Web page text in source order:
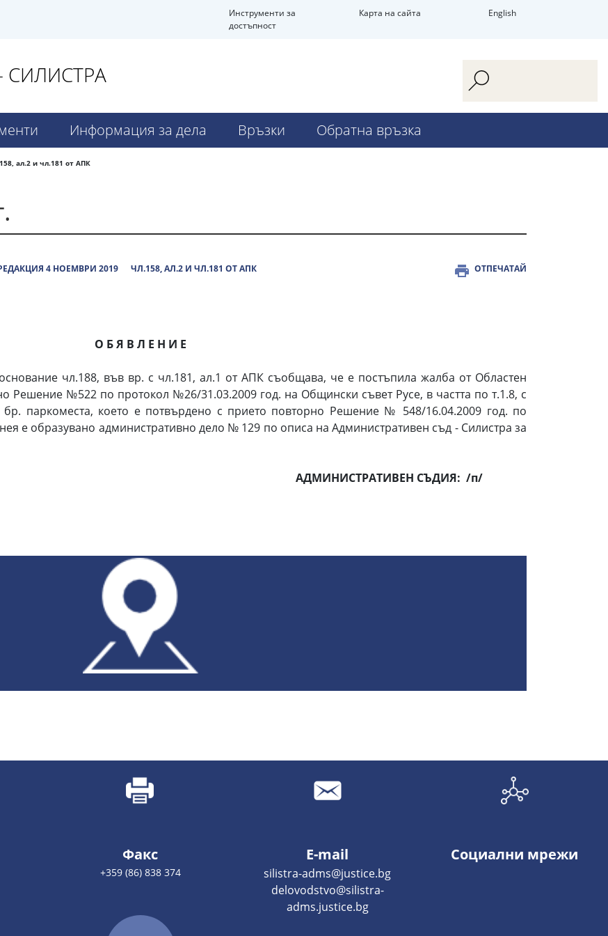
Инструменти за
достъпност
Карта на сайта English
СИЛИСТРА
Информация за дела Връзки Обратна връзка
ал.2 и чл.181 от АПК
4 НОЕМВРИ 2019 ЧЛ.158, АЛ.2 И ЧЛ.181 ОТ АПК ОТПЕЧАТАЙ
О Б Я В Л Е Н И Е
чл.188, във вр. с чл.181, ал.1 от АПК съобщава, че е постъпила жалба от Областен
Решение №522 по протокол №26/31.03.2009 год. на Общински съвет Русе, в частта по т.1.8, с
паркоместа, което е потвърдено с прието повторно Решение № 548/16.04.2009 год. по
е образувано административно дело № 129 по описа на Административен съд - Силистра за
АДМИНИСТРАТИВЕН СЪДИЯ: /п/
Факс
+359 (86) 838 374
E-mail
silistra-adms@justice.bg
delovodstvo@silistra-
adms.justice.bg
Социални мрежи